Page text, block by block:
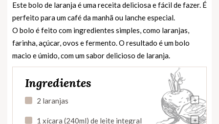
Este bolo de laranja é uma receita deliciosa e fácil de fazer. É
perfeito para um café da manhã ou lanche especial.
O bolo é feito com ingredientes simples, como laranjas,
farinha, açúcar, ovos e fermento. O resultado é um bolo
macio e úmido, com um sabor delicioso de laranja.
Ingredientes
+
2 laranjas
+
1 xícara (240ml) de leite integral